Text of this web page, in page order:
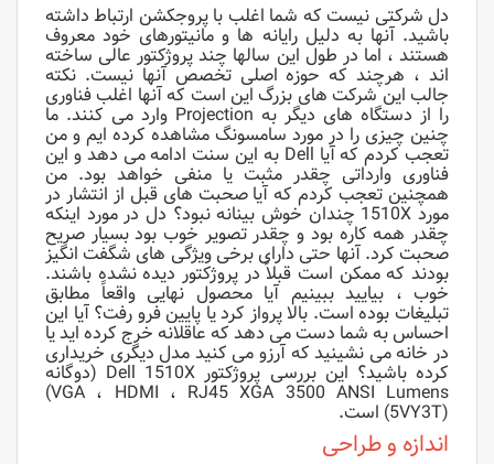
دل شرکتی نیست که شما اغلب با پروجکشن ارتباط داشته
باشید. آنها به دلیل رایانه ها و مانیتورهای خود معروف
هستند ، اما در طول این سالها چند پروژکتور عالی ساخته
اند ، هرچند که حوزه اصلی تخصص آنها نیست. نکته
جالب این شرکت های بزرگ این است که آنها اغلب فناوری
را از دستگاه های دیگر به Projection وارد می کنند. ما
چنین چیزی را در مورد سامسونگ مشاهده کرده ایم و من
تعجب کردم که آیا Dell به این سنت ادامه می دهد و این
فناوری وارداتی چقدر مثبت یا منفی خواهد بود. من
همچنین تعجب کردم که آیا صحبت های قبل از انتشار در
مورد 1510X چندان خوش بینانه نبود؟ دل در مورد اینکه
چقدر همه کاره بود و چقدر تصویر خوب بود بسیار صریح
صحبت کرد. آنها حتی دارای برخی ویژگی های شگفت انگیز
بودند که ممکن است قبلاً در پروژکتور دیده نشده باشند.
خوب ، بیایید ببینیم آیا محصول نهایی واقعاً مطابق
تبلیغات بوده است. بالا پرواز کرد یا پایین فرو رفت؟ آیا این
احساس به شما دست می دهد که عاقلانه خرج کرده اید یا
در خانه می نشینید که آرزو می کنید مدل دیگری خریداری
کرده باشید؟ این بررسی پروژکتور Dell 1510X (دوگانه
VGA ، HDMI ، RJ45 XGA 3500 ANSI Lumens)
(5VY3T) است.
اندازه و طراحی